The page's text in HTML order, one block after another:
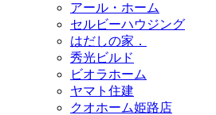
アール・ホーム
セルビーハウジング
はだしの家．
秀光ビルド
ビオラホーム
ヤマト住建
クオホーム姫路店